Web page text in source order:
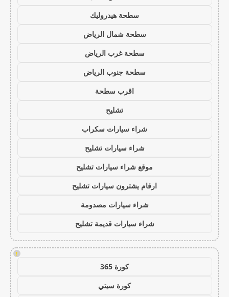
سطحة هيدروليك
سطحة شمال الرياض
سطحة غرب الرياض
سطحة جنوب الرياض
اقرب سطحة
تشليح
شراء سيارات سكراب
شراء سيارات تشليح
موقع شراء سيارات تشليح
ارقام يشترون سيارات تشليح
شراء سيارات مصدومة
شراء سيارات قديمة تشليح
!
كورة 365
كورة سيتي